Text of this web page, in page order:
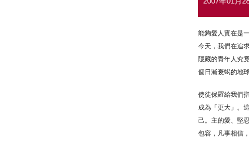
能夠愛人實在是
今天，我們在追
隱藏的青年人究
個日漸衰竭的地
使徒保羅給我們
成為「更大」。
己。主的愛、堅
包容，凡事相信